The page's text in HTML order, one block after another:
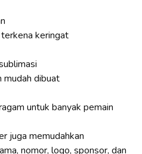
keringat
mudah dibuat
untuk banyak pemain
juga memudahkan
nomor, logo, sponsor, dan